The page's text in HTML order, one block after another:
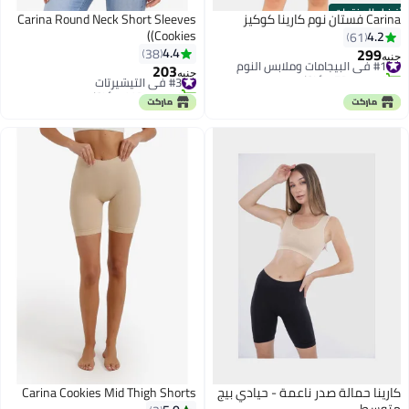
أفضل المنتجات
Carina فستان نوم كارينا كوكيز
4.2
61
جنيه299#1 في البيجامات وملابس النوم
تم بيع +70 مؤخرًا
Carina Round Neck Short Sleeves
(Cookies)
4.4
38
جنيه203#3 في التيشيرتات
تم بيع +110 مؤخرًا
#3 في التيشيرتات
كارينا حمالة صدر ناعمة - حيادي بيج Carina Cookies Mid Thigh Shorts